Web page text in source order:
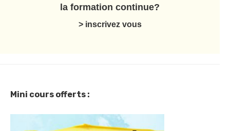
la formation continue?
> inscrivez vous
Mini cours offerts :